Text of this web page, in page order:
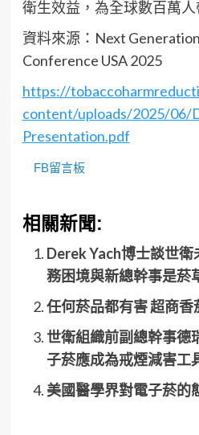
衛生效益，為全球數百萬
資料來源：Next
Conference USA 2025
https://
content/uploads/2025/06/
Presentation.pdf
FB留言板
相關新聞:
Derek Yach博士談世
務困境與新總幹事是菸
任何菸品都有害 超商香
世衛組織前副總幹事德
子菸應成為戒煙減害工
美國醫學界對電子菸的